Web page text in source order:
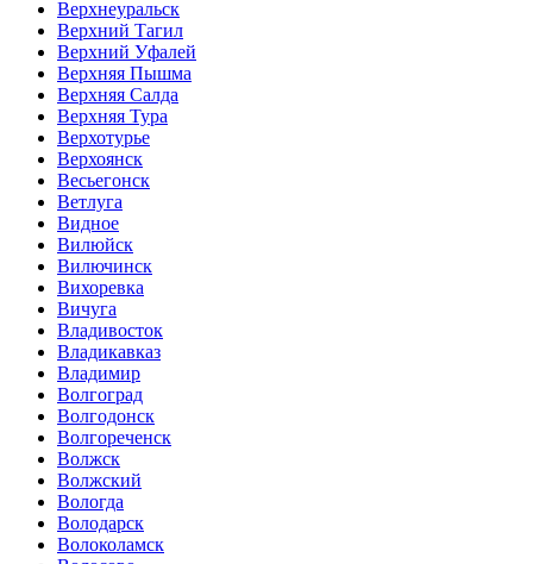
Верхнеуральск
Верхний Тагил
Верхний Уфалей
Верхняя Пышма
Верхняя Салда
Верхняя Тура
Верхотурье
Верхоянск
Весьегонск
Ветлуга
Видное
Вилюйск
Вилючинск
Вихоревка
Вичуга
Владивосток
Владикавказ
Владимир
Волгоград
Волгодонск
Волгореченск
Волжск
Волжский
Вологда
Володарск
Волоколамск